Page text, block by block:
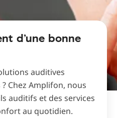
d’une bonne
auditives
Chez Amplifon, nous
auditifs et des services
au quotidien.